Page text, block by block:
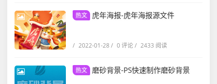
热文 虎年海报-虎年海报源文件
/ 2022-01-28 / 0 评论/ 2433 阅读
热文 磨砂背景-PS快速制作磨砂背景